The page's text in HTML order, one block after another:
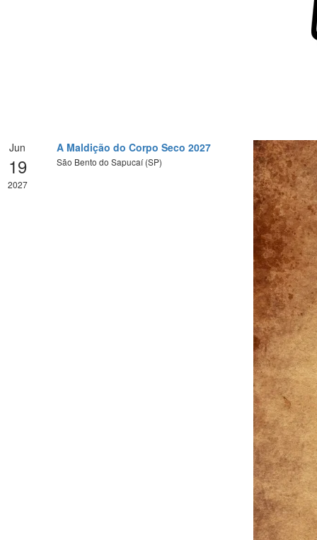
Jun
19
2027
A Maldição do Corpo Seco 2027
São Bento do Sapucaí (SP)